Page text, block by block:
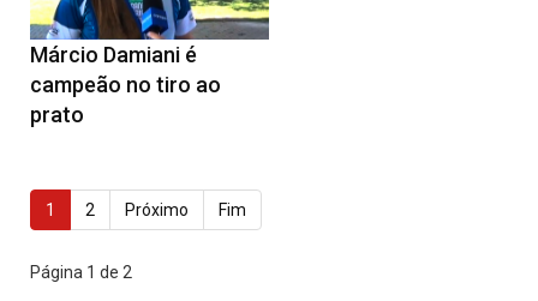
Márcio Damiani é
campeão no tiro ao
prato
1 2 Próximo Fim
Página 1 de 2